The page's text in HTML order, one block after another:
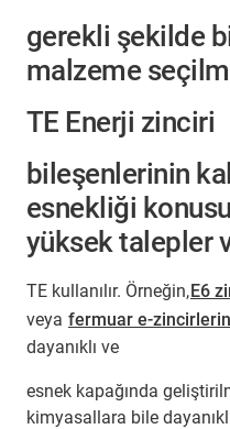
gerekli şekilde
malzeme
TE Enerji zinciri
bileşenlerinin
esnekliği
yüksek talepler
TE kullanılır. Örneğin,E6
veya fermuar e-
dayanıklı ve
esnek kapağında
kimyasallara bile